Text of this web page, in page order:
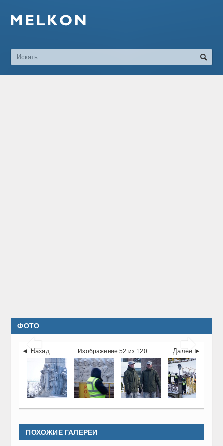
ФОТО
 
◄ Назад Далее ►
Изображение 52 из 120
ПОХОЖИЕ ГАЛЕРЕИ